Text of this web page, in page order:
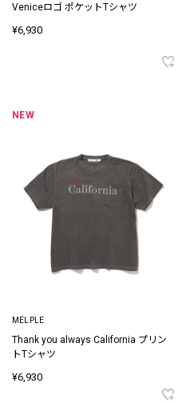
Veniceロゴ ポケットTシャツ
¥6,930
NEW
MELPLE
Thank you always California プリン
トTシャツ
¥6,930